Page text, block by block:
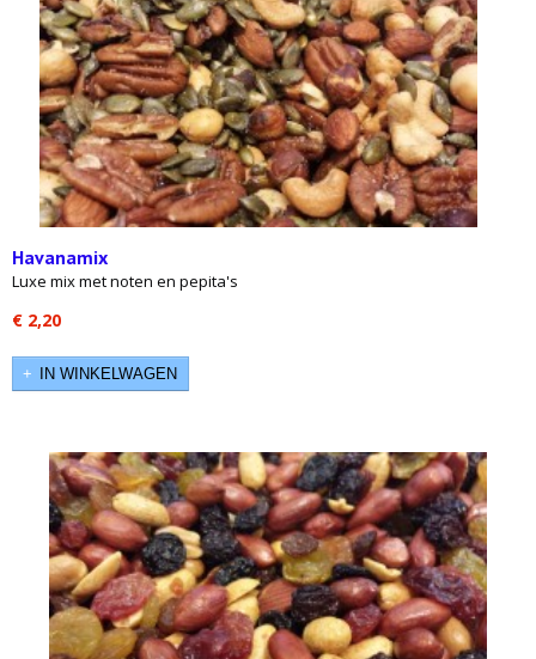
Havanamix
Luxe mix met noten en pepita's
€ 2,20
IN WINKELWAGEN